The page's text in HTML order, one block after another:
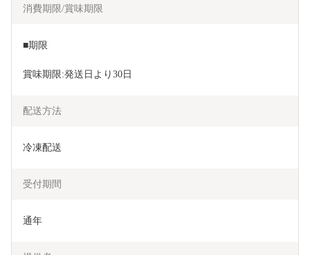
消費期限/賞味期限
■期限
賞味期限:発送日より30日
配送方法
冷凍配送
受付期間
通年